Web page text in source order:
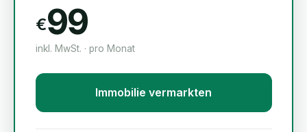
€99
inkl. MwSt. · pro Monat
Immobilie vermarkten